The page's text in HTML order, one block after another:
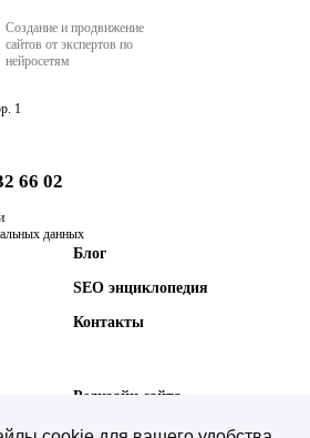
Создание и продвижение
сайтов от экспертов по
нейросетям
1
66 02
данных
Блог
SEO энциклопедия
Контакты
Редизайн сайта
Техническая поддержка